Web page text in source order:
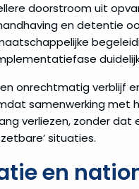
doorstroom uit
en detentie
onrechtmatig verblijf
samenwerking met
verliezen, zonder dat
situaties.
en